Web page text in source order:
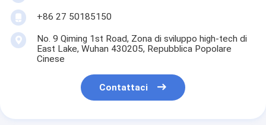
+86 27 50185150
No. 9 Qiming 1st Road, Zona di sviluppo high-tech di
East Lake, Wuhan 430205, Repubblica Popolare
Cinese
Contattaci